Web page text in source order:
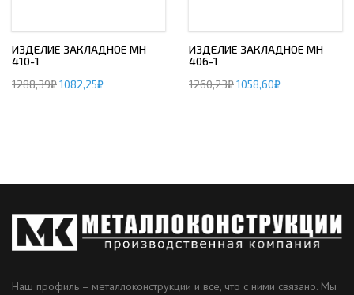
ИЗДЕЛИЕ ЗАКЛАДНОЕ МН
410-1
1288,39₽1082,25₽
ИЗДЕЛИЕ ЗАКЛАДНОЕ МН
406-1
1260,23₽1058,60₽
Наш профиль – металлоконструкции и все, что с ними связано. Мы